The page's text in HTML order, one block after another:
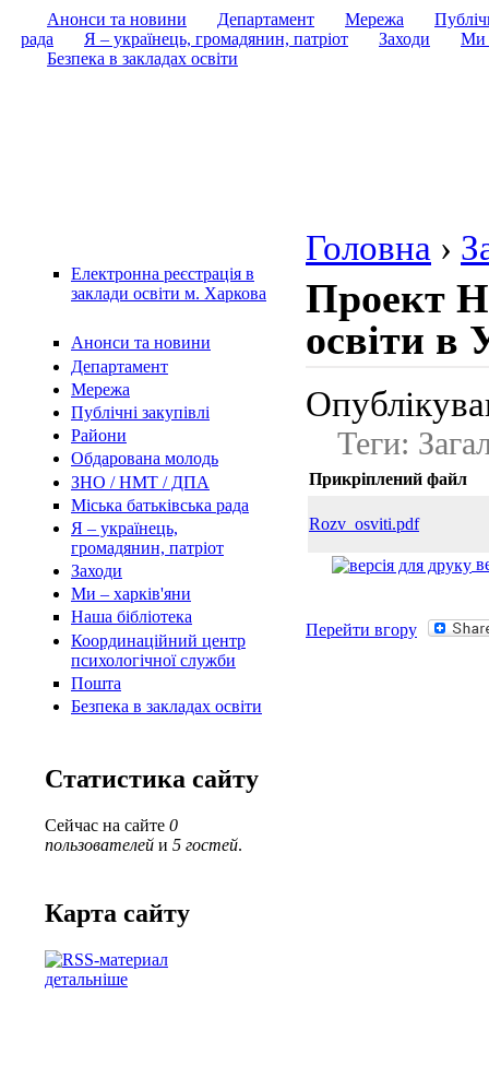
Анонси та новини Департамент Мережа
рада
Я – українець, громадянин, патріот Заходи
Ми
Безпека в закладах освіти
Електронна реєстрація в
заклади освіти м. Харкова
Анонси та новини
Департамент
Мережа
Публічні закупівлі
Райони
Обдарована молодь
ЗНО / НМТ / ДПА
Міська батьківська рада
Я – українець,
громадянин, патріот
Заходи
Ми – харків'яни
Наша бібліотека
Координаційний центр
психологічної служби
Пошта
Безпека в закладах освіти
Статистика сайту
Сейчас на сайте 0
пользователей и 5 гостей.
Карта сайту
детальніше
Головна ›
Проект
освіти в
Теги:
Прикріплений файл
Rozv_osviti.pdf
Перейти вгору